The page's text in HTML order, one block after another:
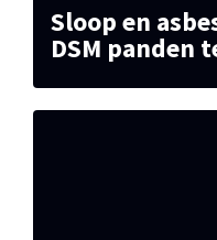
Sloop en
DSM panden